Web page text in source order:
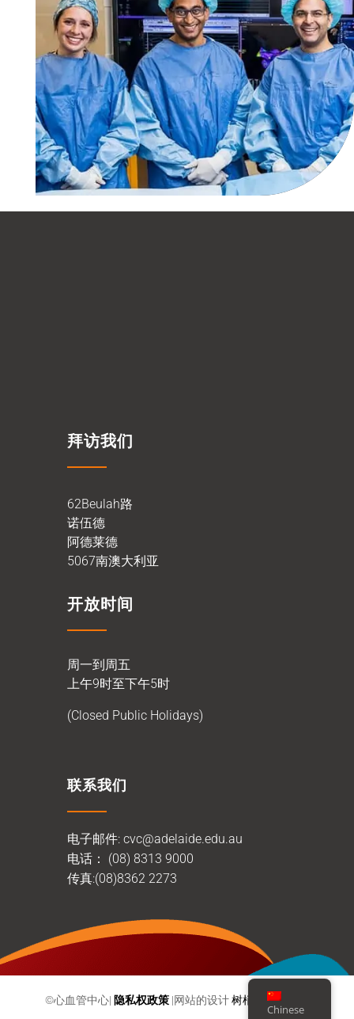
拜访我们
62Beulah路
诺伍德
阿德莱德
5067南澳大利亚
开放时间
周一到周五
上午9时至下午5时
(Closed Public Holidays)
联系我们
电子邮件: cvc@adelaide.edu.au
电话： (08) 8313 9000
传真:(08)8362 2273
©心血管中心| 隐私权政策|网站的设计树梢网络工作室
Chinese